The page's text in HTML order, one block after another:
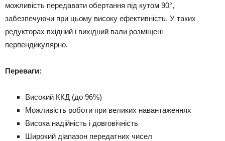
можливість передавати обертання під кутом 90°,
забезпечуючи при цьому високу ефективність. У таких
редукторах вхідний і вихідний вали розміщені
перпендикулярно.
Переваги:
Високий ККД (до 96%)
Можливість роботи при великих навантаженнях
Висока надійність і довговічність
Широкий діапазон передатних чисел